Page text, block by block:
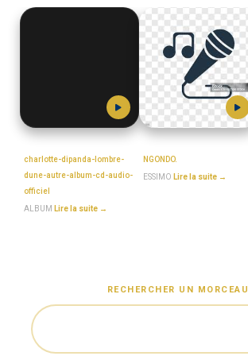
charlotte-dipanda-lombre-
dune-autre-album-cd-audio-
officiel
ALBUM Lire la suite →
NGONDO.
ESSIMO Lire la suite →
RECHERCHER UN MORCEAU